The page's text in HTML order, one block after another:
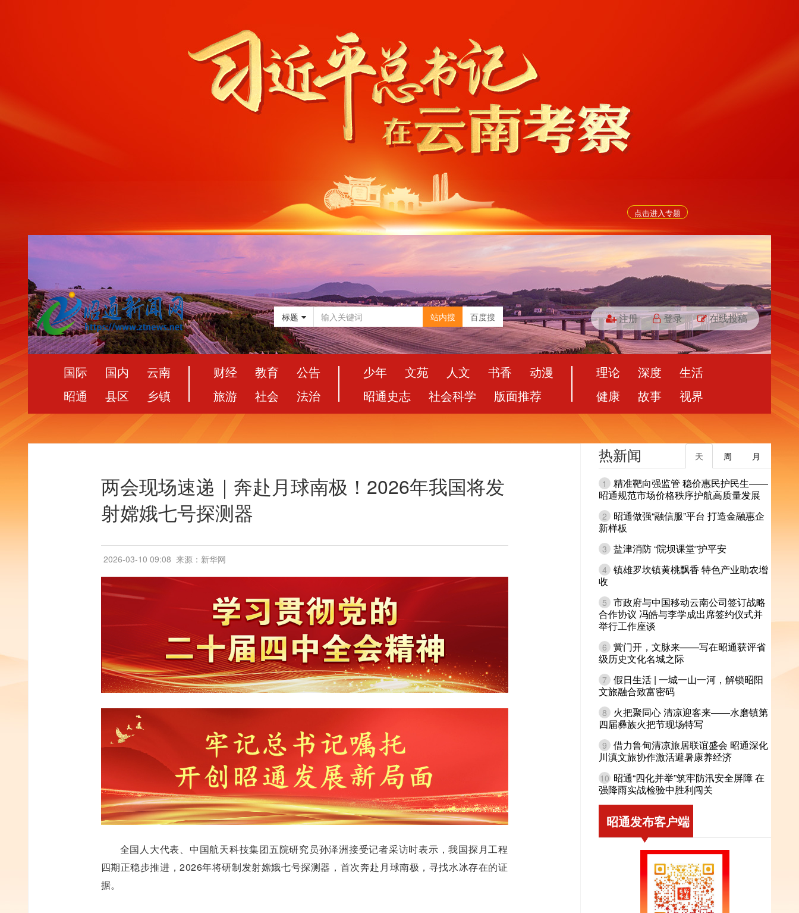
点击进入专题
标题 站内搜 百度搜 注册 登录 在线投稿
国际 国内
云南
昭通
县区 乡镇
财经 教育
公告
旅游
社会 法治
少年 文苑 人文 书香
动漫
昭通史志
社会科学 版面推荐
理论 深度
生活
健康
故事 视界
两会现场速递｜奔赴月球南极！2026年我国将发
射嫦娥七号探测器
2026-03-10 09:08 来源：新华网
全国人大代表、中国航天科技集团五院研究员孙泽洲接受记者采访时表示，我国探月工程
四期正稳步推进，2026年将研制发射嫦娥七号探测器，首次奔赴月球南极，寻找水冰存在的证
据。
热新闻 月
周
天
1
精准靶向强监管 稳价惠民护民生——
昭通规范市场价格秩序护航高质量发展
2
昭通做强“融信服”平台 打造金融惠企
新样板
3 盐津消防 “院坝课堂”护平安
4 镇雄罗坎镇黄桃飘香 特色产业助农增
收
5 市政府与中国移动云南公司签订战略
合作协议 冯皓与李学成出席签约仪式并
举行工作座谈
6 黉门开，文脉来——写在昭通获评省
级历史文化名城之际
7 假日生活 | 一城一山一河，解锁昭阳
文旅融合致富密码
8
火把聚同心 清凉迎客来——水磨镇第
四届彝族火把节现场特写
9 借力鲁甸清凉旅居联谊盛会 昭通深化
川滇文旅协作激活避暑康养经济
10 昭通“四化并举”筑牢防汛安全屏障 在
强降雨实战检验中胜利闯关
昭通发布客户端